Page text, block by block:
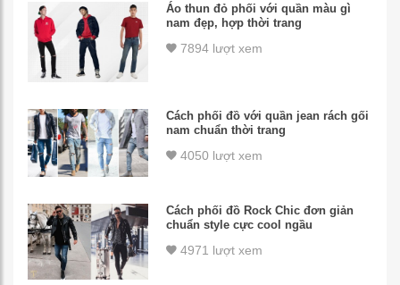
Áo thun đỏ phối với quần màu gì
nam đẹp, hợp thời trang
7894 lượt xem
Cách phối đồ với quần jean rách gối
nam chuẩn thời trang
4050 lượt xem
Cách phối đồ Rock Chic đơn giản
chuẩn style cực cool ngầu
4971 lượt xem